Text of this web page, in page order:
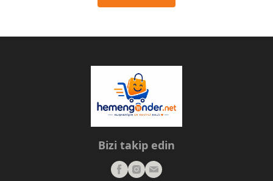
Bizi takip edin